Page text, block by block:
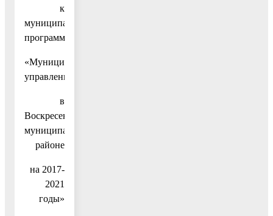
к
муниципальной
программе
«Муниципальное
управление
в
Воскресенском
муниципальном
районе
на 2017-
2021
годы»